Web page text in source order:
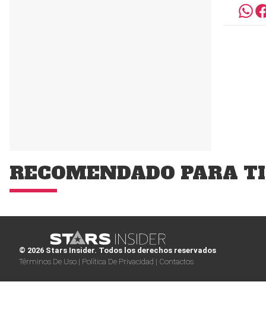
RECOMENDADO PARA TI
© 2026 Stars Insider. Todos los derechos reservados
Términos De Uso | Política De Privacidad | Contactos